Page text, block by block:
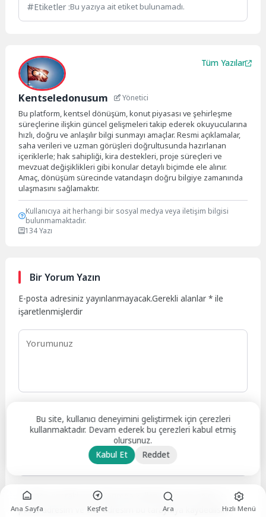
Etiketler :Bu yazıya ait etiket bulunamadı.
Kentseledonusum Yönetici
Tüm Yazılar
Bu platform, kentsel dönüşüm, konut piyasası ve şehirleşme
süreçlerine ilişkin güncel gelişmeleri takip ederek okuyucularına
hızlı, doğru ve anlaşılır bilgi sunmayı amaçlar. Resmi açıklamalar,
saha verileri ve uzman görüşleri doğrultusunda hazırlanan
içeriklerle; hak sahipliği, kira destekleri, proje süreçleri ve
mevzuat değişiklikleri gibi konular detaylı biçimde ele alınır.
Amaç, dönüşüm sürecinde vatandaşın doğru bilgiye zamanında
ulaşmasını sağlamaktır.
Kullanıcıya ait herhangi bir sosyal medya veya iletişim bilgisi
bulunmamaktadır.
134 Yazı
Bir Yorum Yazın
E-posta adresiniz yayınlanmayacak.Gerekli alanlar* ile
işaretlenmişlerdir
Daha sonraki yorumlarımda kullanılması için adım, e-
posta adresim ve site adresim bu tarayıcıya kaydedilsin.
Ana Sayfa Keşfet Ara Hızlı Menü
Bu site, kullanıcı deneyimini geliştirmek için çerezleri
kullanmaktadır. Devam ederek bu çerezleri kabul etmiş
olursunuz.
Kabul Et
Reddet